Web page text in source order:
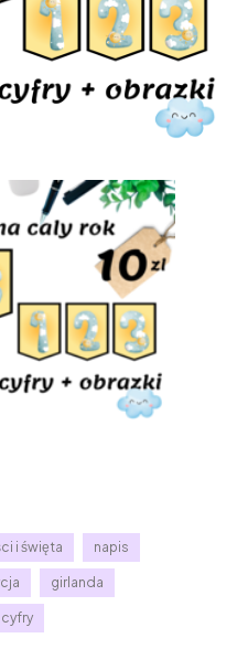
i święta napis
girlanda
cyfry